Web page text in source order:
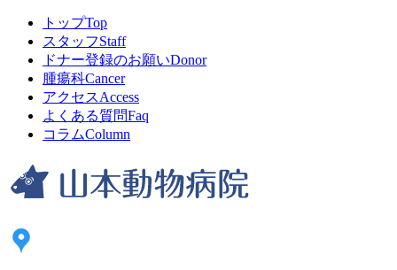
トップTop
スタッフStaff
ドナー登録のお願いDonor
腫瘍科Cancer
アクセスAccess
よくある質問Faq
コラムColumn